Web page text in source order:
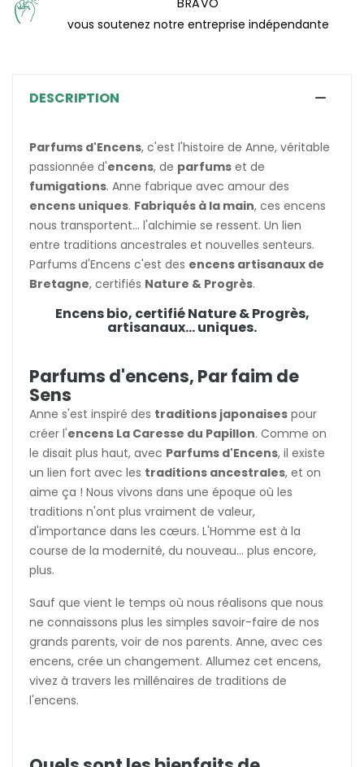
BRAVO
vous soutenez notre entreprise indépendante
DESCRIPTION
Parfums d'Encens, c'est l'histoire de Anne, véritable
passionnée d'encens, de parfums et de
fumigations. Anne fabrique avec amour des
encens uniques. Fabriqués à la main, ces encens
nous transportent... l'alchimie se ressent. Un lien
entre traditions ancestrales et nouvelles senteurs.
Parfums d'Encens c'est des encens artisanaux de
Bretagne, certifiés Nature & Progrès.
Encens bio, certifié Nature & Progrès,
artisanaux... uniques.
Parfums d'encens, Par faim de
Sens
Anne s'est inspiré des traditions japonaises pour
créer l'encens La Caresse du Papillon. Comme on
le disait plus haut, avec Parfums d'Encens, il existe
un lien fort avec les traditions ancestrales, et on
aime ça ! Nous vivons dans une époque où les
traditions n'ont plus vraiment de valeur,
d'importance dans les cœurs. L'Homme est à la
course de la modernité, du nouveau... plus encore,
plus.
Sauf que vient le temps où nous réalisons que nous
ne connaissons plus les simples savoir-faire de nos
grands parents, voir de nos parents. Anne, avec ces
encens, crée un changement. Allumez cet encens,
vivez à travers les millénaires de traditions de
l'encens.